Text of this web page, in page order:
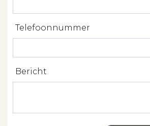
Beheren
Zoeken
Telefoonnummer
Bericht